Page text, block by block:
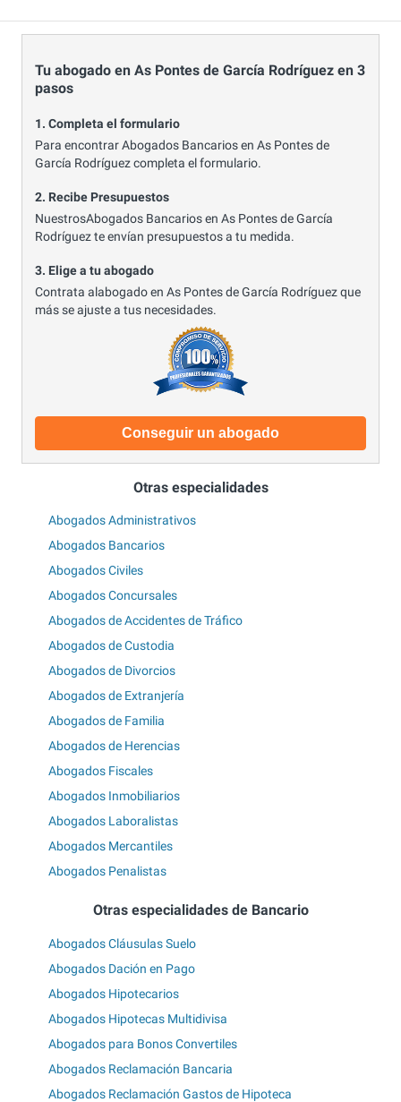
Tu abogado en As Pontes de García Rodríguez en 3
pasos
1. Completa el formulario
Para encontrar Abogados Bancarios en As Pontes de
García Rodríguez completa el formulario.
2. Recibe Presupuestos
NuestrosAbogados Bancarios en As Pontes de García
Rodríguez te envían presupuestos a tu medida.
3. Elige a tu abogado
Contrata alabogado en As Pontes de García Rodríguez que
más se ajuste a tus necesidades.
Conseguir un abogado
Otras especialidades
Abogados Administrativos
Abogados Bancarios
Abogados Civiles
Abogados Concursales
Abogados de Accidentes de Tráfico
Abogados de Custodia
Abogados de Divorcios
Abogados de Extranjería
Abogados de Familia
Abogados de Herencias
Abogados Fiscales
Abogados Inmobiliarios
Abogados Laboralistas
Abogados Mercantiles
Abogados Penalistas
Otras especialidades de Bancario
Abogados Cláusulas Suelo
Abogados Dación en Pago
Abogados Hipotecarios
Abogados Hipotecas Multidivisa
Abogados para Bonos Convertiles
Abogados Reclamación Bancaria
Abogados Reclamación Gastos de Hipoteca